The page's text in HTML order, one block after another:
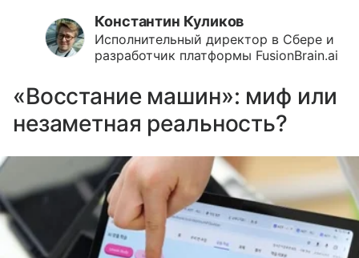
Константин Куликов
Исполнительный директор в Сбере и
разработчик платформы FusionBrain.ai
«Восстание машин»: миф или
незаметная реальность?